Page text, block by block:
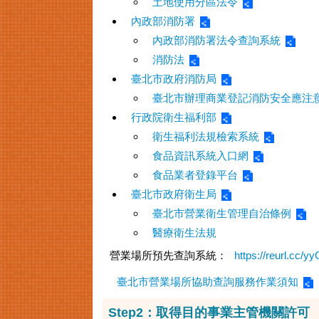
內政部消防署
內政部消防署法令查詢系統
消防法
臺北市政府消防局
臺北市辦理商業登記消防安全應注
行政院衛生福利部
衛生福利法規檢索系統
食品資訊系統入口網
食品業者登錄平台
臺北市政府衛生局
臺北市營業衛生管理自治條例
醫療衛生法規
營業場所預先查詢系統：
https://reurl.cc/
臺北市營業場所協助查詢服務作業須知
Step2：取得目的事業主管機關許可